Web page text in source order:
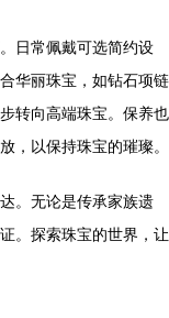
日常佩戴可选简约设
华丽珠宝，如钻石项链
转向高端珠宝。保养也
，以保持珠宝的璀璨。
。无论是传承家族遗
。探索珠宝的世界，让